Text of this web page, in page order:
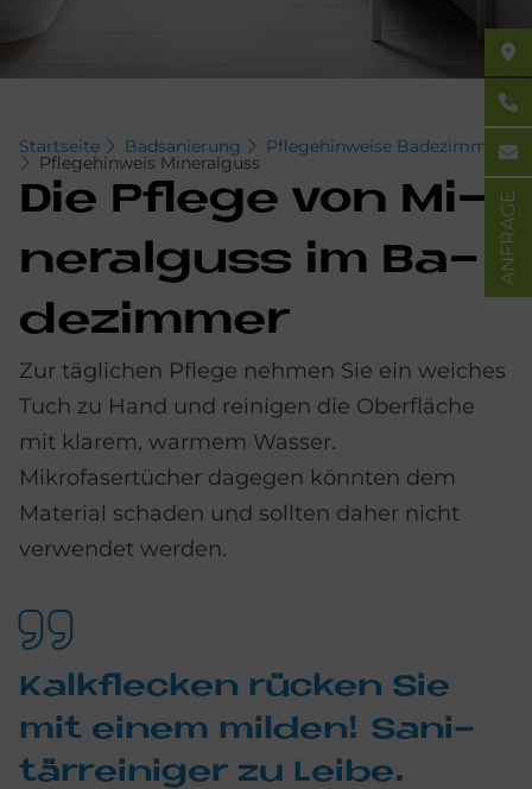
Startseite Badsanierung Pflegehinweise Badezimmer
Pflegehinweis Mineralguss
Die Pfle­ge von Mi­
ne­ral­guss im Ba­
de­zim­mer
Zur täglichen Pflege nehmen Sie ein weiches
Tuch zu Hand und reinigen die Oberfläche
mit klarem, warmem Wasser.
Mikrofasertücher dagegen könnten dem
Material schaden und sollten daher nicht
verwendet werden.
Kalk­flecken rücken Sie
mit ei­nem mil­den! Sa­ni­
tär­rei­ni­ger zu Lei­be.
ANFRAGE